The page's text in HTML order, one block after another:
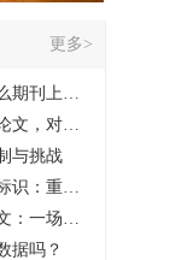
更多>
上发表？
研有优势？
与挑战
性与实践
术成就的旅程
据吗？